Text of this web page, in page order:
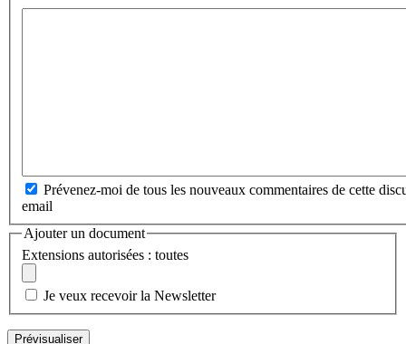
Prévenez-moi de tous les nouveaux commentaires de cette
email
Ajouter un document
Extensions autorisées : toutes
Je veux recevoir la Newsletter